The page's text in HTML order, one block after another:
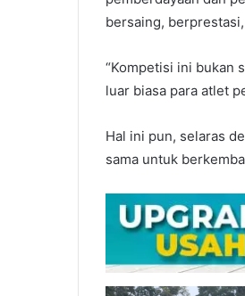
bersaing,
“Kompetisi ini bukan
luar biasa para atlet
Hal ini pun, selaras
sama untuk